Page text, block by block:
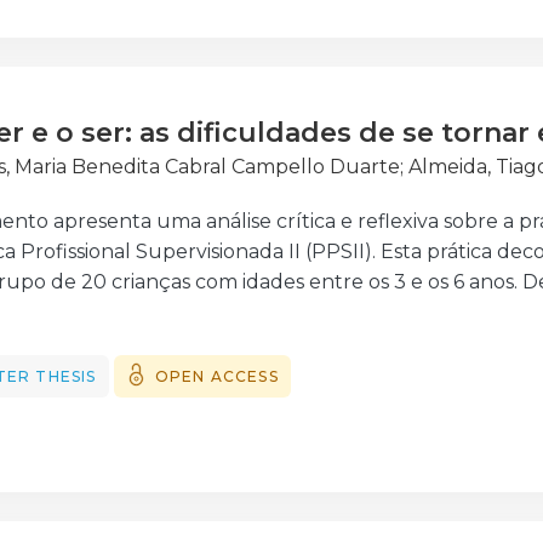
e o ser: as dificuldades de se tornar
Maria Benedita Cabral Campello Duarte; Almeida,
apresenta uma análise crítica e reflexiva sobre a
Profissional Supervisionada II (PPSII). Esta prática
de 20 crianças com idades entre os 3 e os 6 anos.
de 2020 e maio de 2021) inserida numa Instituição
tornar educadora” aqui retratada consiste no estudo
com a investigação em questão foi minha intenção
ia ao encontro da educadora que pretendo ser e
THESIS OPEN ACCESS